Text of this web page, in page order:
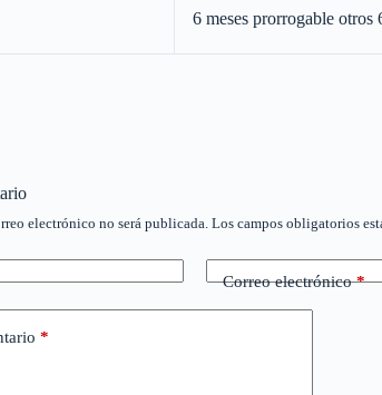
6 meses prorrogable
electrónico no será publicada. Los campos obligatorios
Correo electrónico*
*